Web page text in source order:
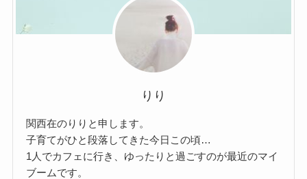
りり
関西在のりりと申します。
子育てがひと段落してきた今日この頃…
1人でカフェに行き、ゆったりと過ごすのが最近のマイ
ブームです。